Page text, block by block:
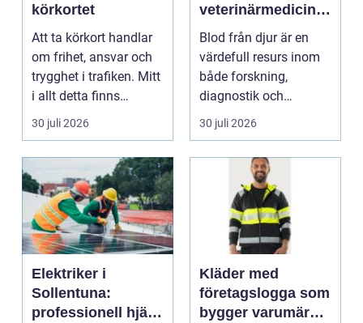
körkortet
Att ta körkort handlar
om frihet, ansvar och
trygghet i trafiken. Mitt
i allt detta finns
riskutbild...
30 juli 2026
veterinärmedicin
funktion, kvalitet
och användning
Blod från djur är en
värdefull resurs inom
både forskning,
diagnostik och
veterinärmedicin. När
blod...
30 juli 2026
Elektriker i
Sollentuna:
professionell hjälp
Kläder med
företagslogga som
bygger varumärke